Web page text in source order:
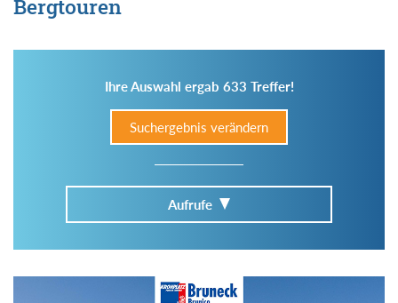
Bergtouren
Ihre Auswahl ergab 633 Treffer!
Suchergebnis verändern
Aufrufe